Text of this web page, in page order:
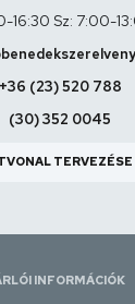
16:30 Sz: 7:00-
+36 (23) 520 788
(30) 352 0045
TERVEZÉSE
INFORMÁCIÓK